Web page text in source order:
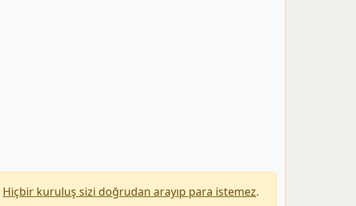
Hiçbir kuruluş sizi doğrudan arayıp para istemez.